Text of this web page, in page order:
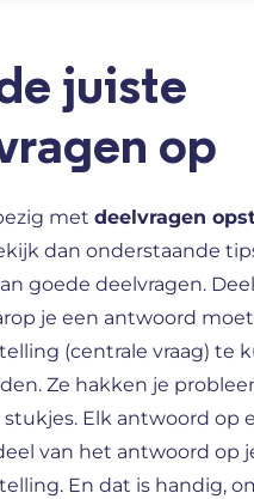
juiste
op
met deelvragen
dan onderstaande
goede deelvragen.
je een antwoord
(centrale vraag) te
Ze hakken je
Elk antwoord op
van het antwoord op
En dat is handig,